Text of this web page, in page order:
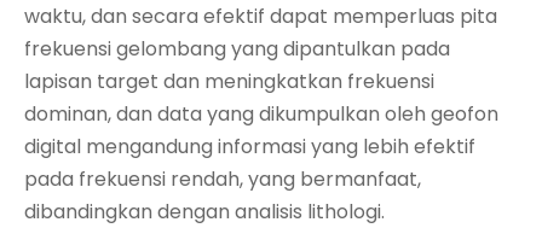
waktu, dan secara efektif dapat memperluas pita
frekuensi gelombang yang dipantulkan pada
lapisan target dan meningkatkan frekuensi
dominan, dan data yang dikumpulkan oleh geofon
digital mengandung informasi yang lebih efektif
pada frekuensi rendah, yang bermanfaat,
dibandingkan dengan analisis lithologi.